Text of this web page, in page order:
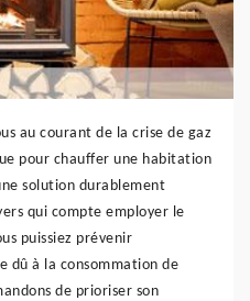
au courant de la crise de gaz
pour chauffer une habitation
solution durablement
qui compte employer le
puissiez prévenir
dû à la consommation de
de prioriser son